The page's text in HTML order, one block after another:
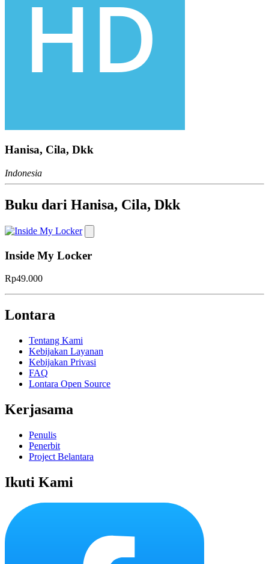
Hanisa, Cila, Dkk
Indonesia
Buku dari Hanisa, Cila, Dkk
Inside My Locker
Rp49.000
Lontara
Tentang Kami
Kebijakan Layanan
Kebijakan Privasi
FAQ
Lontara Open Source
Kerjasama
Penulis
Penerbit
Project Belantara
Ikuti Kami